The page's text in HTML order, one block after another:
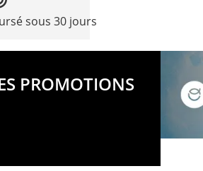
sous 30 jours
PROMOTIONS